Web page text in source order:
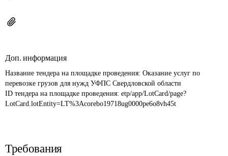
Доп. информация
Название тендера на площадке проведения: Оказание услуг по
перевозке грузов для нужд УФПС Свердловской области
ID тендера на площадке проведения: etp/app/LotCard/page?
LotCard.lotEntity=LT%3Acorebo19718ug0000pe6o8vh45t
Требования